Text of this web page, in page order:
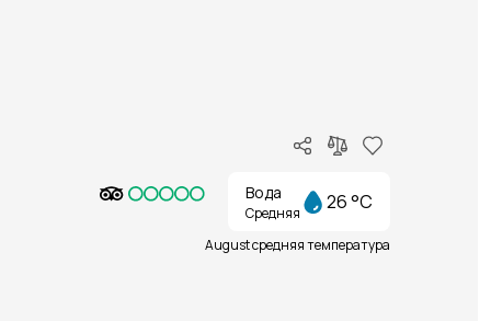
Вода
Средняя 26 °C
August средняя температура